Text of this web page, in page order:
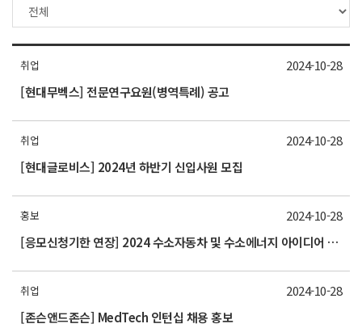
취업
[현대무벡스] 전문연구요원(병역특례) 공고
2024-10-28
취업
[현대글로비스] 2024년 하반기 신입사원 모집
2024-10-28
홍보
[응모신청기한 연장] 2024 수소자동차 및 수소에너지 아이디어 경진대회
2024-10-28
취업
[존슨앤드존슨] MedTech 인턴십 채용 홍보
2024-10-28